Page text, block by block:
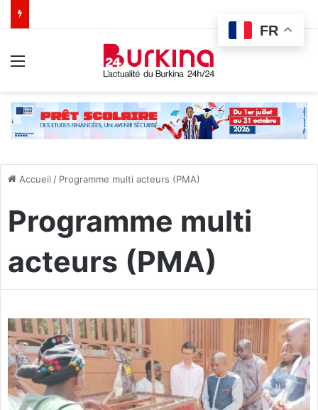
Accueil / Programme multi acteurs (PMA)
Programme multi
acteurs (PMA)
FR